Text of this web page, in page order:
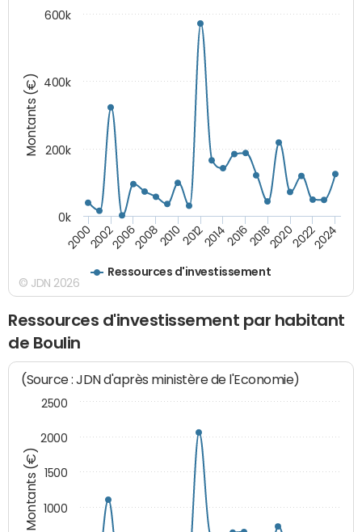
Montants (€)
Ressources d'investissement
200020022006200820102012201420162018202020222024
0k
200k
400k
600k
© JDN 2026
Ressources d'investissement par habitant
de Boulin
Montants (€)
(Source : JDN d'après ministère de l'Economie)
1000
1500
2000
2500